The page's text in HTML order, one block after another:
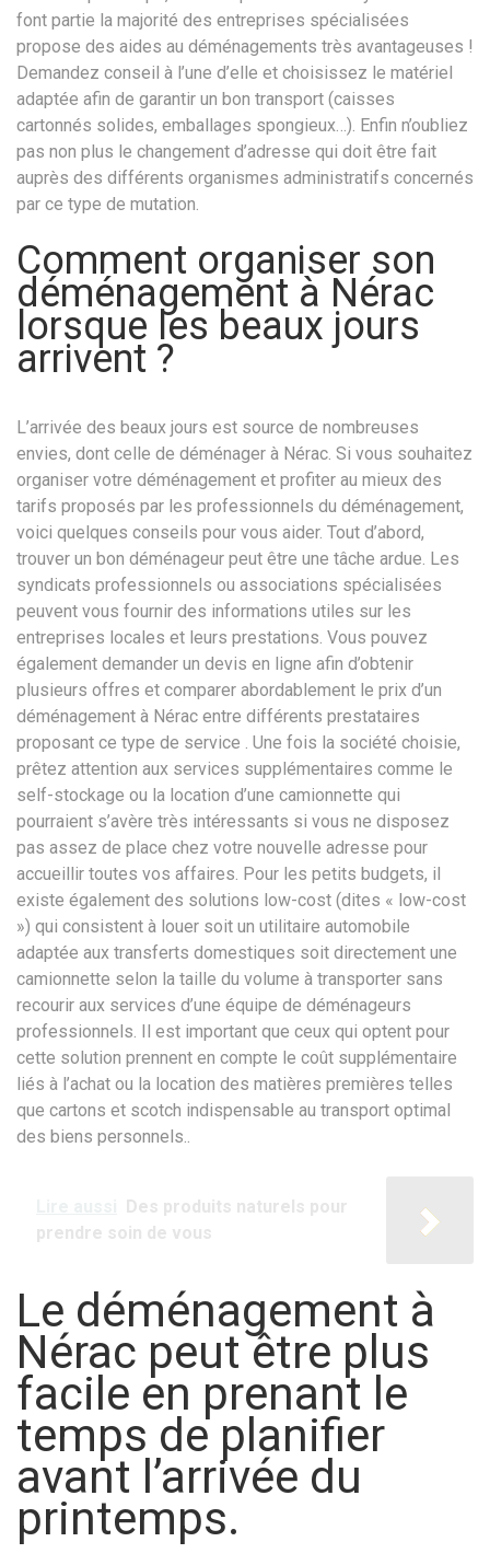
font partie la majorité des entreprises spécialisées
propose des aides au déménagements très avantageuses !
Demandez conseil à l’une d’elle et choisissez le matériel
adaptée afin de garantir un bon transport (caisses
cartonnés solides, emballages spongieux…). Enfin n’oubliez
pas non plus le changement d’adresse qui doit être fait
auprès des différents organismes administratifs concernés
par ce type de mutation.
Comment organiser son
déménagement à Nérac
lorsque les beaux jours
arrivent ?
L’arrivée des beaux jours est source de nombreuses
envies, dont celle de déménager à Nérac. Si vous souhaitez
organiser votre déménagement et profiter au mieux des
tarifs proposés par les professionnels du déménagement,
voici quelques conseils pour vous aider. Tout d’abord,
trouver un bon déménageur peut être une tâche ardue. Les
syndicats professionnels ou associations spécialisées
peuvent vous fournir des informations utiles sur les
entreprises locales et leurs prestations. Vous pouvez
également demander un devis en ligne afin d’obtenir
plusieurs offres et comparer abordablement le prix d’un
déménagement à Nérac entre différents prestataires
proposant ce type de service . Une fois la société choisie,
prêtez attention aux services supplémentaires comme le
self-stockage ou la location d’une camionnette qui
pourraient s’avère très intéressants si vous ne disposez
pas assez de place chez votre nouvelle adresse pour
accueillir toutes vos affaires. Pour les petits budgets, il
existe également des solutions low-cost (dites « low-cost
») qui consistent à louer soit un utilitaire automobile
adaptée aux transferts domestiques soit directement une
camionnette selon la taille du volume à transporter sans
recourir aux services d’une équipe de déménageurs
professionnels. Il est important que ceux qui optent pour
cette solution prennent en compte le coût supplémentaire
liés à l’achat ou la location des matières premières telles
que cartons et scotch indispensable au transport optimal
des biens personnels..
Des produits naturels pour
prendre soin de vous
Le déménagement à
Nérac peut être plus
facile en prenant le
temps de planifier
avant l’arrivée du
printemps.